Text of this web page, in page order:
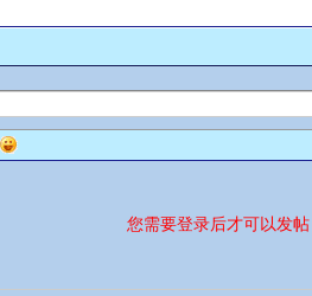
您需要登录后才可以发